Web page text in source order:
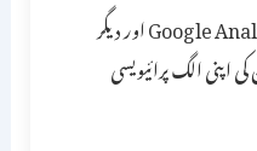
ہم Google Analytics، Google AdSense اور دیگر
اپنی الگ پرائیویسی